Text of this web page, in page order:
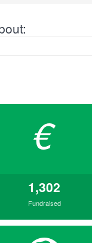
€
1,302
Fundraised